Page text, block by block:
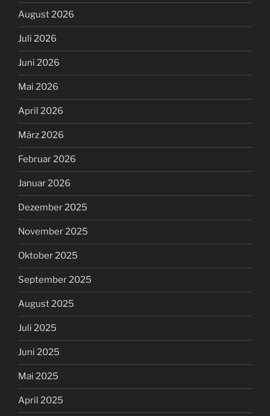
August 2026
Juli 2026
Juni 2026
Mai 2026
April 2026
März 2026
Februar 2026
Januar 2026
Dezember 2025
November 2025
Oktober 2025
September 2025
August 2025
Juli 2025
Juni 2025
Mai 2025
April 2025